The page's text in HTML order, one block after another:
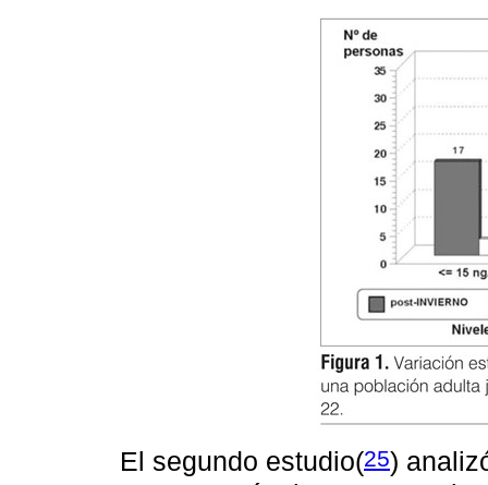
El segundo estudio(25)